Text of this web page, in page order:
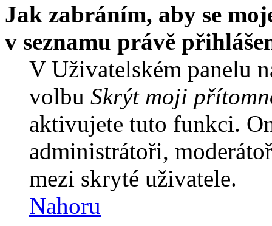
Jak zabráním, aby se
v seznamu právě
V Uživatelském panelu
volbu Skrýt moji
aktivujete tuto funkci.
administrátoři,
mezi skryté uživatele.
Nahoru